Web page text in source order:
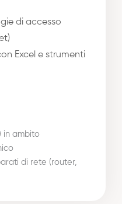
di accesso
Excel e strumenti
in ambito
di rete (router,